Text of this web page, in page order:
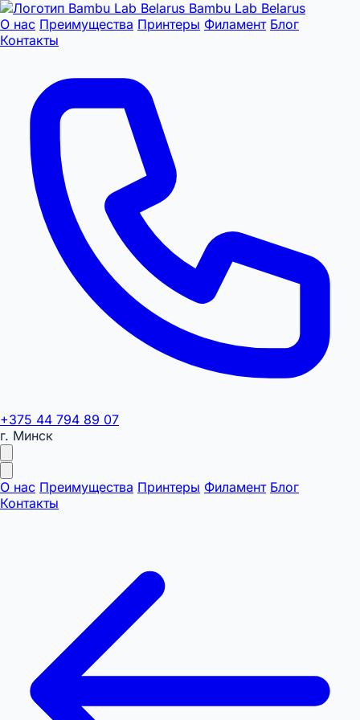
Bambu Lab Belarus
О нас Преимущества Принтеры Филамент Блог
Контакты
+375 44 794 89 07
г. Минск
О нас Преимущества Принтеры Филамент Блог
Контакты